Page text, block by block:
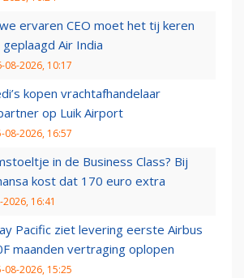
ervaren CEO moet het tij keren
Air India
08-2026, 10:17
kopen vrachtafhandelaar
op Luik Airport
08-2026, 16:57
in de Business Class? Bij
kost dat 170 euro extra
2026, 16:41
Pacific ziet levering eerste Airbus
maanden vertraging oplopen
08-2026, 15:25